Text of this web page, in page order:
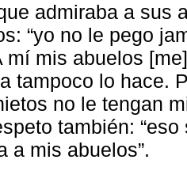
admiraba a sus
“yo no le pego
mí mis abuelos
tampoco lo hace.
no le tengan
también:
a mis abuelos”.